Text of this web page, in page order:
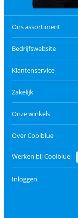
Ons assortiment
Bedrijfswebsite
Klantenservice
Zakelijk
Onze winkels
Over Coolblue
Werken bij Coolblue
Inloggen